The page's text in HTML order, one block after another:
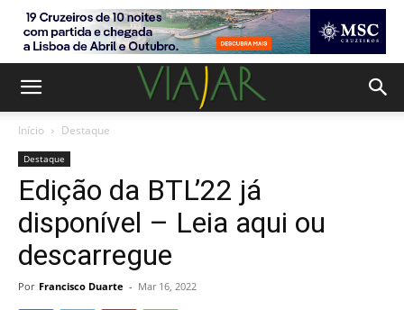
Início Destaque
Destaque
Edição da BTL’22 já
disponível – Leia aqui ou
descarregue
Por Francisco Duarte - Mar 16, 2022